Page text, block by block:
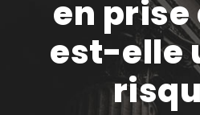
en prise
est-elle